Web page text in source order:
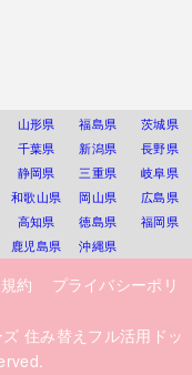
山形県 福島県
茨城県
千葉県 新潟県
長野県
静岡県 三重県
岐阜県
和歌山県 岡山県
広島県
高知県 徳島県
福岡県
鹿児島県 沖縄県
約
プライバシーポリ
住み替えフル活用ドッ